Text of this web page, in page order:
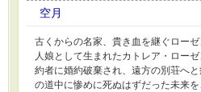
空月
古くからの名家、貴き血を継ぐロー
人娘として生まれたカトレア・ロー
約者に婚約破棄され、遠方の別荘へ
の道中に惨めに死ぬはずだった未来